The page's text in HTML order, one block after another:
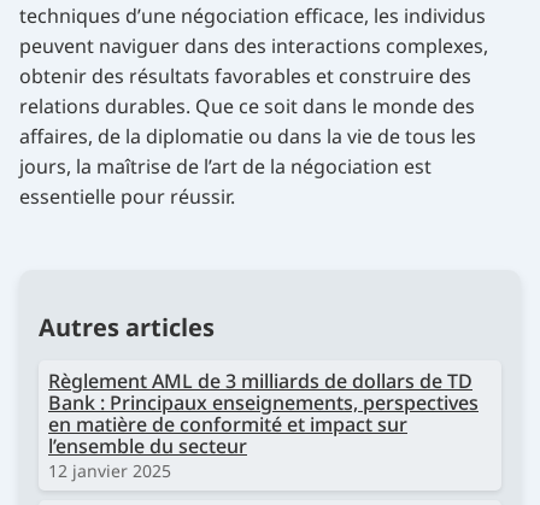
techniques d’une négociation efficace, les individus
peuvent naviguer dans des interactions complexes,
obtenir des résultats favorables et construire des
relations durables. Que ce soit dans le monde des
affaires, de la diplomatie ou dans la vie de tous les
jours, la maîtrise de l’art de la négociation est
essentielle pour réussir.
Autres articles
Règlement AML de 3 milliards de dollars de TD
Bank : Principaux enseignements, perspectives
en matière de conformité et impact sur
l’ensemble du secteur
12 janvier 2025